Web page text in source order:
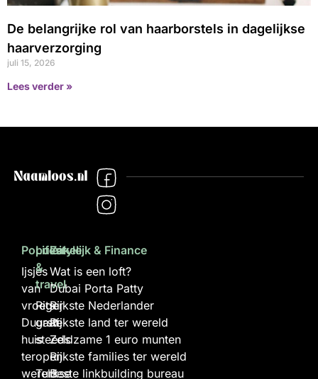
De belangrijke rol van haarborstels in dagelijkse
haarverzorging
juli 15, 2026
Lees verder »
Populair
Ijsjes
van
vroeger
Duurste
huis
ter
wereld
Lifestyle
&
travel
Rits
gaat
steeds
open
Turkse
Zakelijk & Finance
Wat is een loft?
Dubai Porta Patty
Rijkste Nederlander
Rijkste land ter wereld
Zeldzame 1 euro munten
Rijkste families ter wereld
Beste linkbuilding bureau